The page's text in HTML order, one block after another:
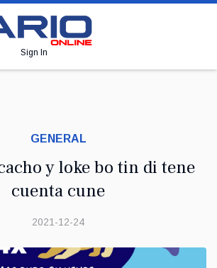
Sign In
GENERAL
y loke bo tin di tene
cuenta cune
2021-12-24